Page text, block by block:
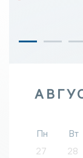
Пн Вт
27
28